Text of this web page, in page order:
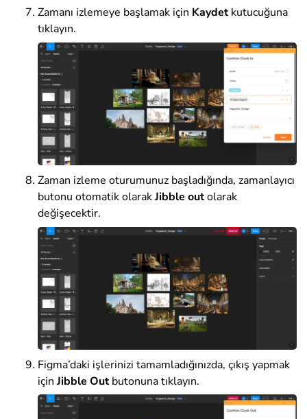
Zamanı izlemeye başlamak için Kaydetkutucuğuna
tıklayın.
Zaman izleme oturumunuz başladığında, zamanlayıcı
butonu otomatik olarakJibble outolarak
değişecektir.
Figma’daki işlerinizi tamamladığınızda, çıkış yapmak
için Jibble Outbutonuna tıklayın.